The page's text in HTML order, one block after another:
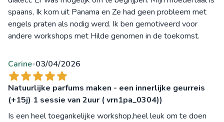
spaans, Ik kom uit Panama en Ze had geen probleem met
engels praten als nodig werd. Ik ben gemotiveerd voor
andere workshops met Hilde genomen in de toekomst.
Carine•03/04/2026
Natuurlijke parfums maken - een innerlijke geurreis
(+15j) 1 sessie van 2uur ( vrn1pa_0304))
Is een heel toegankelijke workshop,heel leuk om te doen